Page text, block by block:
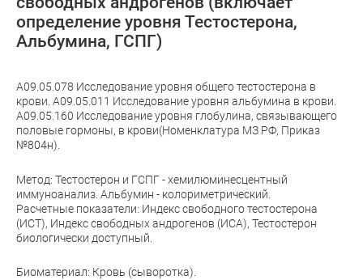
определение уровня Тестостерона,
Альбумина, ГСПГ)
A09.05.078 Исследование уровня общего тестостерона в
крови. A09.05.011 Исследование уровня альбумина в крови.
A09.05.160 Исследование уровня глобулина, связывающего
половые гормоны, в крови(Номенклатура МЗ РФ, Приказ
№804н).
Метод: Тестостерон и ГСПГ - хемилюминесцентный
иммуноанализ. Альбумин - колориметрический.
Расчетные показатели: Индекс свободного тестостерона
(ИСТ), Индекс свободных андрогенов (ИСА), Тестостерон
биологически доступный.
Биоматериал: Кровь (сыворотка).